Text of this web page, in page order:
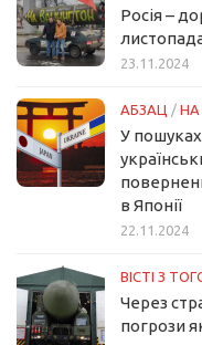
Росія –
23.11.2024
АБЗАЦ / НА
У
в Японії
22.11.2024
ВІСТІ З
Через
погрози